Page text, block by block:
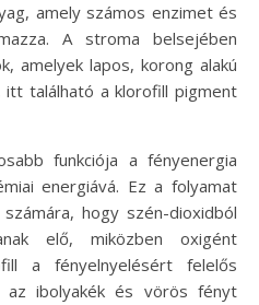
amely számos enzimet és
A stroma belsejében
amelyek lapos, korong alakú
itt található a klorofill pigment
funkciója a fényenergia
energiává. Ez a folyamat
hogy szén-dioxidból
elő, miközben oxigént
a fényelnyelésért felelős
az ibolyakék és vörös fényt